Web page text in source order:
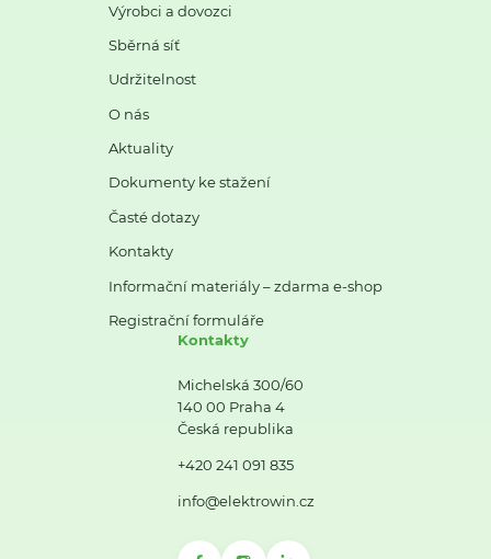
Výrobci a dovozci
Sběrná síť
Udržitelnost
O nás
Aktuality
Dokumenty ke stažení
Časté dotazy
Kontakty
Informační materiály – zdarma e-shop
Registrační formuláře
Kontakty
Michelská 300/60
140 00 Praha 4
Česká republika
+420 241 091 835
info@elektrowin.cz